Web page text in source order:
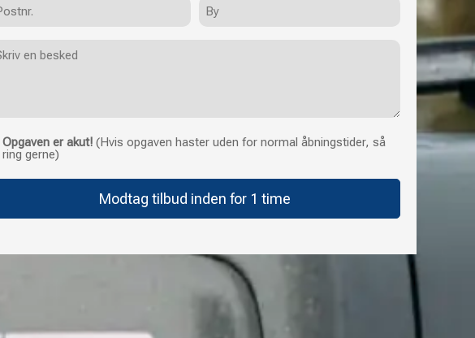
Opgaven er akut! (Hvis opgaven haster uden for normal åbningstider, så
ring gerne)